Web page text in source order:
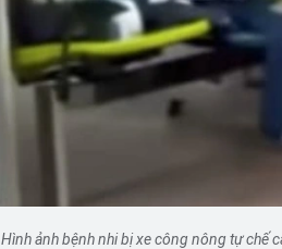
Hình ảnh bệnh nhi bị xe công nông tự chế